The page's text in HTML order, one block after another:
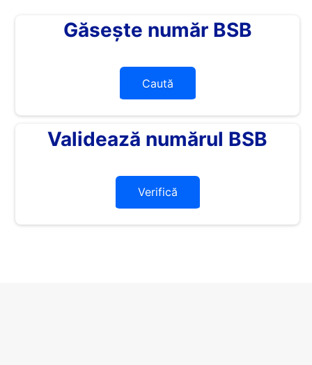
Găsește număr BSB
Caută
Validează numărul BSB
Verifică